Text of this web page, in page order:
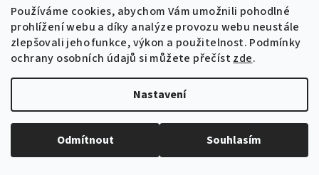
Používáme cookies, abychom Vám umožnili pohodlné
prohlížení webu a díky analýze provozu webu neustále
zlepšovali jeho funkce, výkon a použitelnost. Podmínky
ochrany osobních údajů si můžete přečíst zde.
Nastavení
Odmítnout Souhlasím
menu_book Slovník pojmů
description Obchodní podmínky
call Kontakty
inventory_2 Velkoobchod